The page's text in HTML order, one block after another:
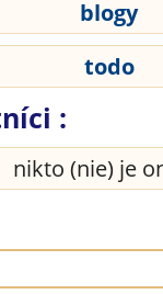
blogy
todo
:
nikto (nie) je